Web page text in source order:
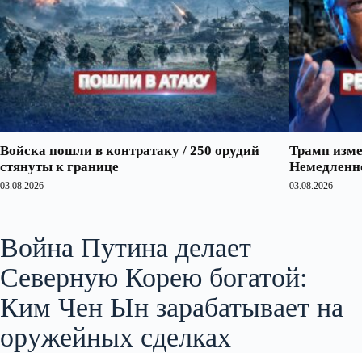
Войска пошли в контратаку / 250 орудий
стянуты к границе
03.08.2026
Трамп
03.08.2026
Война Путина делает
Северную Корею богатой:
Ким Чен Ын зарабатывает на
оружейных сделках